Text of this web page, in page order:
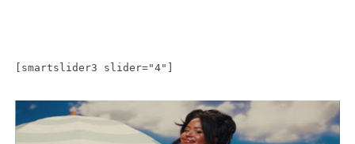
[smartslider3 slider="4"]